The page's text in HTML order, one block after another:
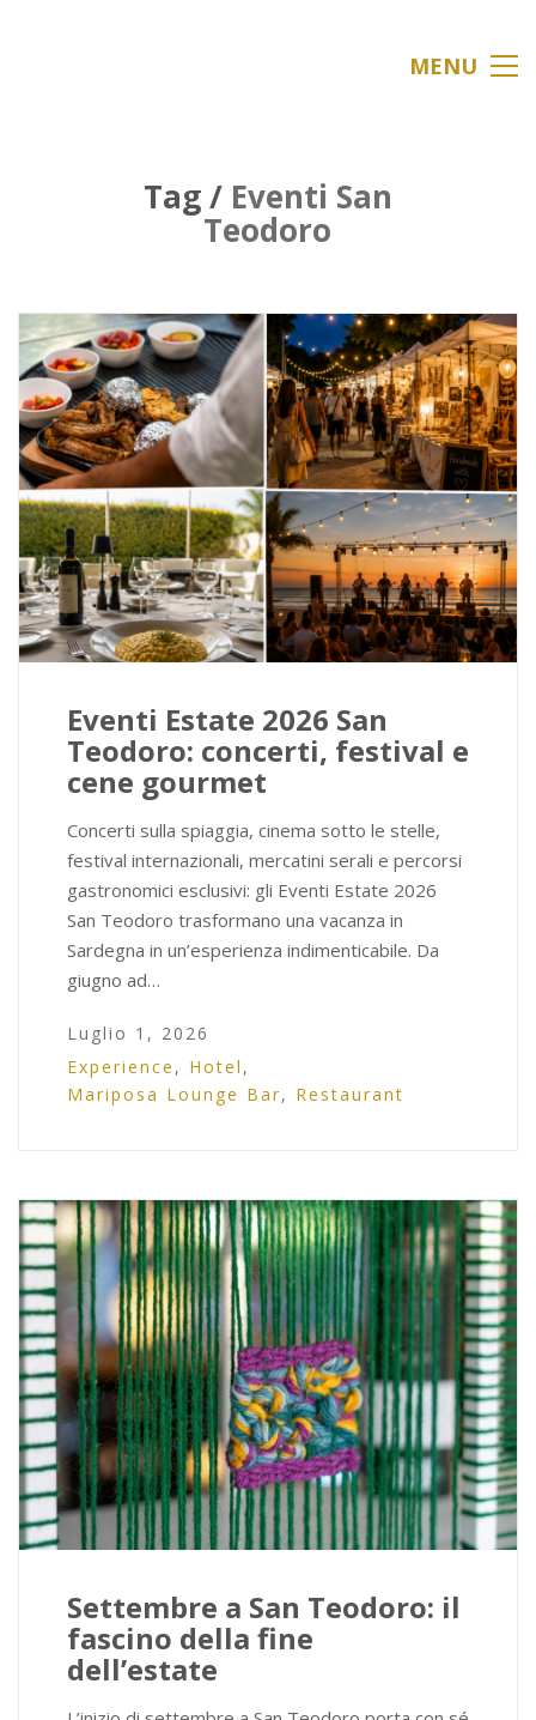
MENU
Tag / Eventi San
Teodoro
Eventi Estate 2026 San
Teodoro: concerti, festival e
cene gourmet
Concerti sulla spiaggia, cinema sotto le stelle,
festival internazionali, mercatini serali e percorsi
gastronomici esclusivi: gli Eventi Estate 2026
San Teodoro trasformano una vacanza in
Sardegna in un’esperienza indimenticabile. Da
giugno ad…
Luglio 1, 2026
Experience , Hotel ,
Mariposa Lounge Bar, Restaurant
Settembre a San Teodoro: il
fascino della fine
dell’estate